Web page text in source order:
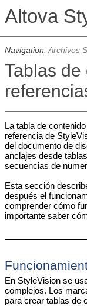
Navigation:Archivos
Tablas de
La tabla de
referencia de
del documento de
anclajes desde
secuencias de
Esta sección
después el
comprender cómo
importante saber
En StyleVision se
complejos. Los
para crear tablas de